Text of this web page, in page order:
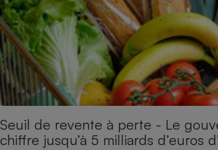
Seuil de revente à perte - Le
chiffre jusqu’à 5 milliards d’euros